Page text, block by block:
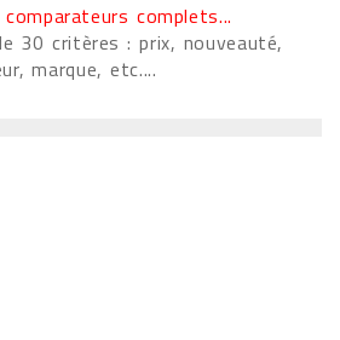
complets...
30 critères : prix, nouveauté,
marque, etc....